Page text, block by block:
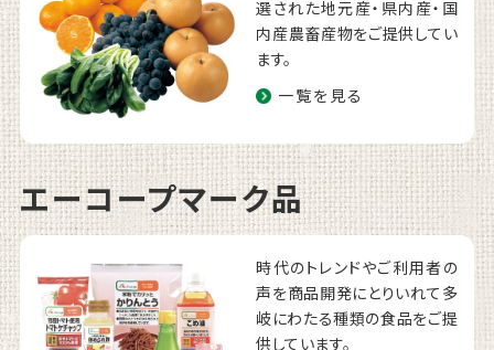
選された地元産・県内産・国
内産農畜産物をご提供してい
ます。
一覧を見る
エーコープマーク品
時代のトレンドやご利用者の
声を商品開発にとりいれて多
岐にわたる種類の食品をご提
供しています。